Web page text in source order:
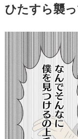
ひたすら襲